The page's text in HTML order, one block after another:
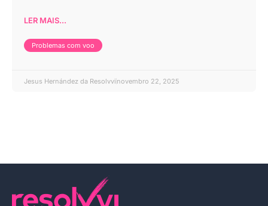
LER MAIS...
Problemas com voo
Jesus Hernández da Resolvvi novembro 22, 2025